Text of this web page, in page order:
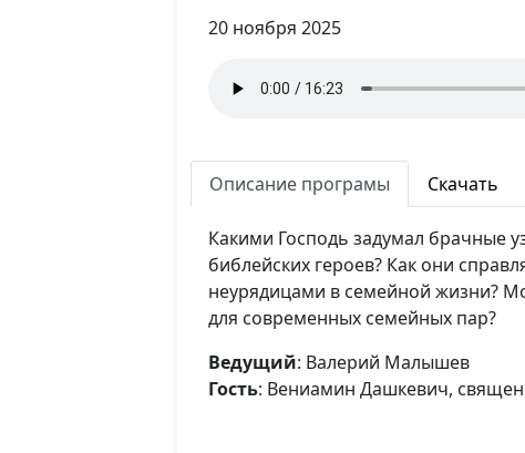
20 ноября 2025
Описание програмы Скачать
Какими Господь задумал брачные
библейских героев? Как они
неурядицами в семейной жизни?
для современных семейных пар?
Ведущий: Валерий Малышев
Гость: Вениамин Дашкевич,